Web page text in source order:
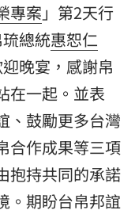
專案 」第2天行
總統惠恕仁
晚宴，感謝帛
在一起。並表
、鼓勵更多台灣
合作成果等三項
抱持共同的承諾
。期盼台帛邦誼